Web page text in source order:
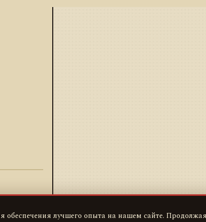
обеспечения лучшего опыта на нашем сайте.